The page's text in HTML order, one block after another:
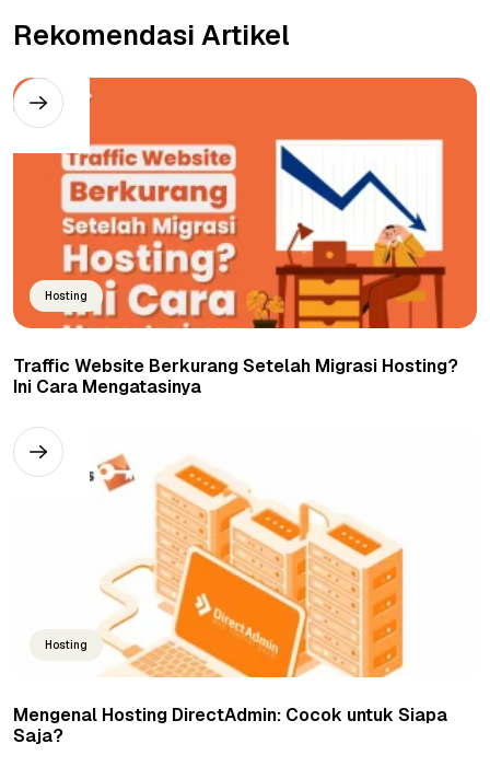
Rekomendasi Artikel
Hosting
Traffic Website Berkurang Setelah Migrasi Hosting?
Ini Cara Mengatasinya
Hosting
Mengenal Hosting DirectAdmin: Cocok untuk Siapa
Saja?